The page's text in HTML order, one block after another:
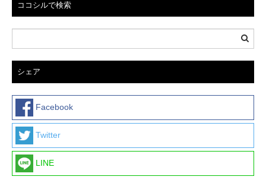
ココシルで検索
シェア
Facebook
Twitter
LINE